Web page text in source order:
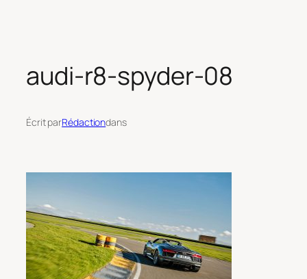
audi-r8-spyder-08
Écrit parRédactiondans